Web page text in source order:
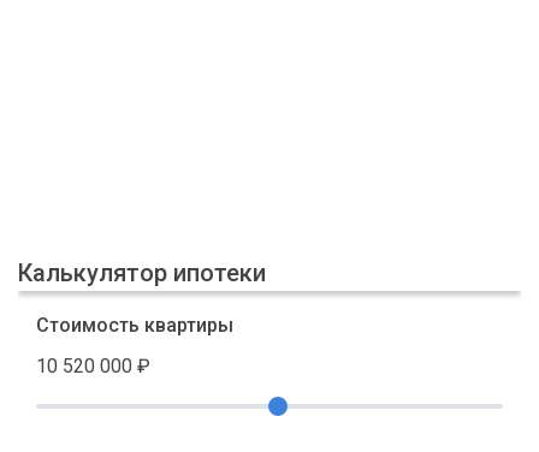
Калькулятор ипотеки
Стоимость квартиры
10 520 000 ₽